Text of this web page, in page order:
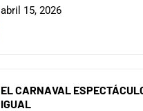
abril 15, 2026
EL CARNAVAL
IGUAL